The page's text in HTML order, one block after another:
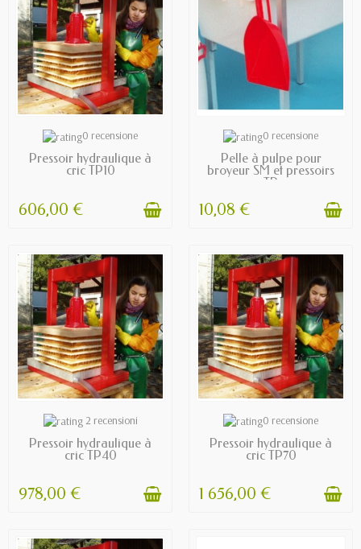
PREORDER
0 recensione
Pressoir hydraulique à
cric TP10
606,00 €
AVAILABLE
0 recensione
Pelle à pulpe pour
broyeur SM et pressoirs
TP
10,08 €
EXPÉDIÉ SOUS 8 À 10 JOURS
2 recensioni
Pressoir hydraulique à
cric TP40
978,00 €
EXPÉDIÉ SOUS 8 À 10 JOURS
0 recensione
Pressoir hydraulique à
cric TP70
1 656,00 €